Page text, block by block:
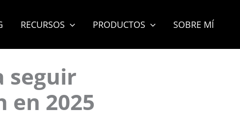
RECURSOS PRODUCTOS SOBRE MÍ
seguir
2025